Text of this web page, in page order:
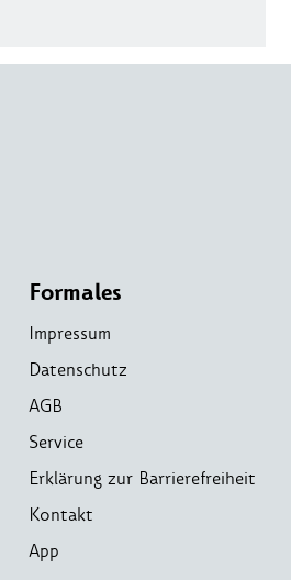
Formales
Impressum
Datenschutz
AGB
Service
Erklärung zur Barrierefreiheit
Kontakt
App